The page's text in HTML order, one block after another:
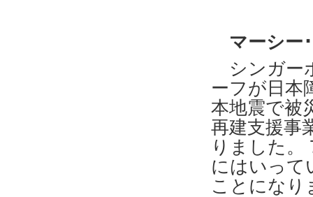
マーシー･
シンガー
ーフが日本
本地震で被
再建支援事
りました。
にはいって
ことになり